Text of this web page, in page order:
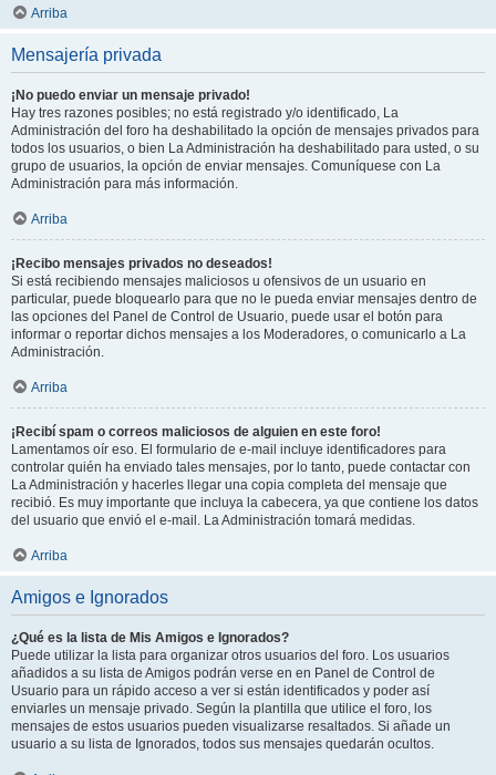
Arriba
Mensajería privada
¡No puedo enviar un mensaje privado!
Hay tres razones posibles; no está registrado y/o identificado, La
Administración del foro ha deshabilitado la opción de mensajes privados para
todos los usuarios, o bien La Administración ha deshabilitado para usted, o su
grupo de usuarios, la opción de enviar mensajes. Comuníquese con La
Administración para más información.
Arriba
¡Recibo mensajes privados no deseados!
Si está recibiendo mensajes maliciosos u ofensivos de un usuario en
particular, puede bloquearlo para que no le pueda enviar mensajes dentro de
las opciones del Panel de Control de Usuario, puede usar el botón para
informar o reportar dichos mensajes a los Moderadores, o comunicarlo a La
Administración.
Arriba
¡Recibí spam o correos maliciosos de alguien en este foro!
Lamentamos oír eso. El formulario de e-mail incluye identificadores para
controlar quién ha enviado tales mensajes, por lo tanto, puede contactar con
La Administración y hacerles llegar una copia completa del mensaje que
recibió. Es muy importante que incluya la cabecera, ya que contiene los datos
del usuario que envió el e-mail. La Administración tomará medidas.
Arriba
Amigos e Ignorados
¿Qué es la lista de Mis Amigos e Ignorados?
Puede utilizar la lista para organizar otros usuarios del foro. Los usuarios
añadidos a su lista de Amigos podrán verse en en Panel de Control de
Usuario para un rápido acceso a ver si están identificados y poder así
enviarles un mensaje privado. Según la plantilla que utilice el foro, los
mensajes de estos usuarios pueden visualizarse resaltados. Si añade un
usuario a su lista de Ignorados, todos sus mensajes quedarán ocultos.